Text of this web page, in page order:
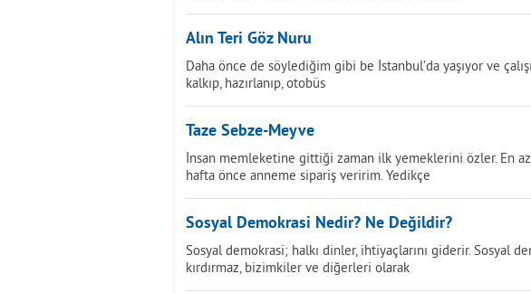
Alın Teri Göz Nuru
Daha önce de söylediğim gibi be İstanbul’da yaşıyor ve
kalkıp, hazırlanıp, otobüs
Taze Sebze-Meyve
İnsan memleketine gittiği zaman ilk yemeklerini özler. En
hafta önce anneme sipariş veririm. Yedikçe
Sosyal Demokrasi Nedir? Ne Değildir?
Sosyal demokrasi; halkı dinler, ihtiyaçlarını giderir. Sosyal
kırdırmaz, bizimkiler ve diğerleri olarak